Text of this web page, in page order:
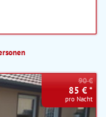
90 €
85 € *
pro Nacht